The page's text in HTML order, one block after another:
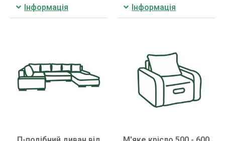
Інформація Інформація